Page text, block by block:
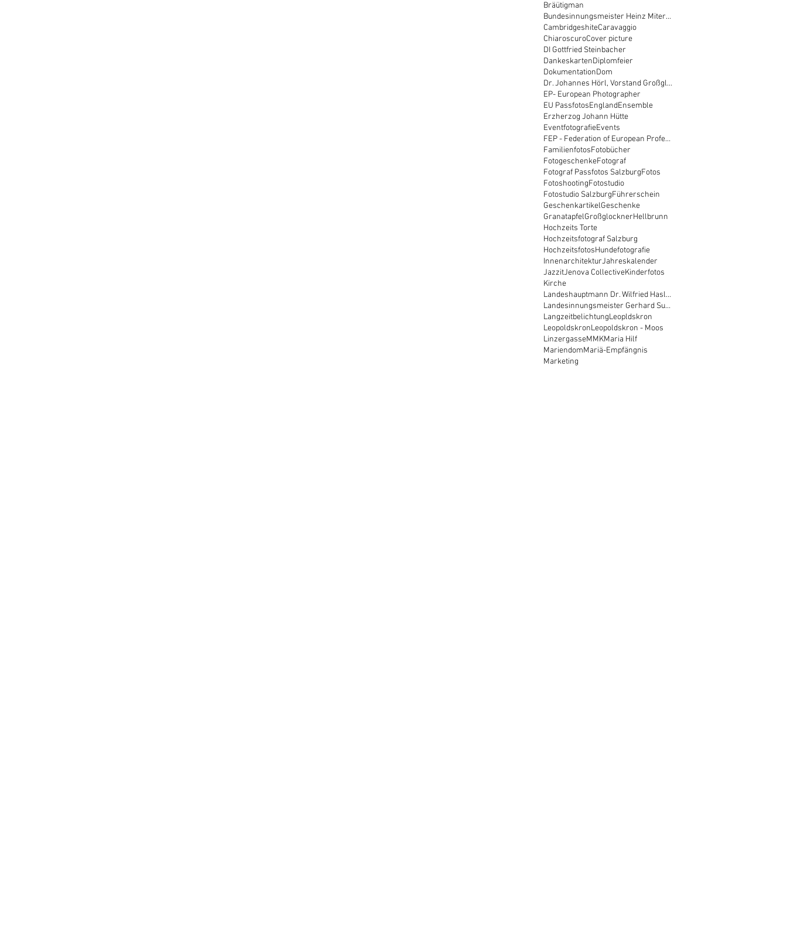
Bräütigman
Bundesinnungsmeister Heinz Miteregger
CambridgeshiteCaravaggio
ChiaroscuroCover picture
DI Gottfried Steinbacher
DankeskartenDiplomfeier
DokumentationDom
Dr. Johannes Hörl, Vorstand Großglockner Hochalpen
EP- European Photographer
EU PassfotosEnglandEnsemble
Erzherzog Johann Hütte
EventfotografieEvents
FEP - Federation of European Professional Photogra
FamilienfotosFotobücher
FotogeschenkeFotograf
Fotograf Passfotos SalzburgFotos
FotoshootingFotostudio
Fotostudio SalzburgFührerschein
GeschenkartikelGeschenke
GranatapfelGroßglocknerHellbrunn
Hochzeits Torte
Hochzeitsfotograf Salzburg
HochzeitsfotosHundefotografie
InnenarchitekturJahreskalender
JazzitJenova CollectiveKinderfotos
Kirche
Landeshauptmann Dr. Wilfried Haslauer
Landesinnungsmeister Gerhard Sulzer+
LangzeitbelichtungLeopldskron
LeopoldskronLeopoldskron - Moos
LinzergasseMMKMaria Hilf
MariendomMariä-Empfängnis
Marketing